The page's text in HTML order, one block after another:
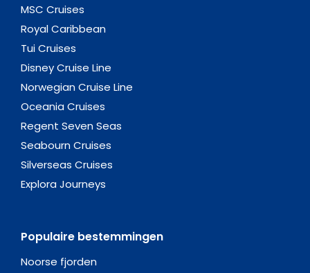
MSC Cruises
Royal Caribbean
Tui Cruises
Disney Cruise Line
Norwegian Cruise Line
Oceania Cruises
Regent Seven Seas
Seabourn Cruises
Silverseas Cruises
Explora Journeys
Populaire bestemmingen
Noorse fjorden